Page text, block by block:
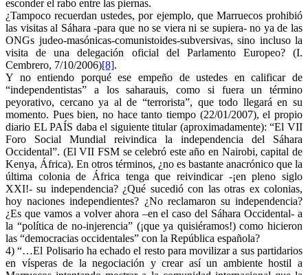
esconder el rabo entre las piernas.
¿Tampoco recuerdan ustedes, por ejemplo, que Marruecos prohibió
las visitas al Sáhara -para que no se viera ni se supiera- no ya de las
ONGs judeo-masónicas-comunistoides-subversivas, sino incluso la
visita de una delegación oficial del Parlamento Europeo? (I.
Cembrero, 7/10/2006)[8].
Y no entiendo porqué ese empeño de ustedes en calificar de
“independentistas” a los saharauis, como si fuera un término
peyorativo, cercano ya al de “terrorista”, que todo llegará en su
momento. Pues bien, no hace tanto tiempo (22/01/2007), el propio
diario EL PAÍS daba el siguiente titular (aproximadamente): “El VII
Foro Social Mundial reivindica la independencia del Sáhara
Occidental”. (El VII FSM se celebró este año en Nairobi, capital de
Kenya, África). En otros términos, ¿no es bastante anacrónico que la
última colonia de África tenga que reivindicar -¡en pleno siglo
XXI!- su independencia? ¿Qué sucedió con las otras ex colonias,
hoy naciones independientes? ¿No reclamaron su independencia?
¿Es que vamos a volver ahora –en el caso del Sáhara Occidental- a
la “política de no-injerencia” (¡que ya quisiéramos!) como hicieron
las “democracias occidentales” con la República española?
4) “…El Polisario ha echado el resto para movilizar a sus partidarios
en vísperas de la negociación y crear así un ambiente hostil a